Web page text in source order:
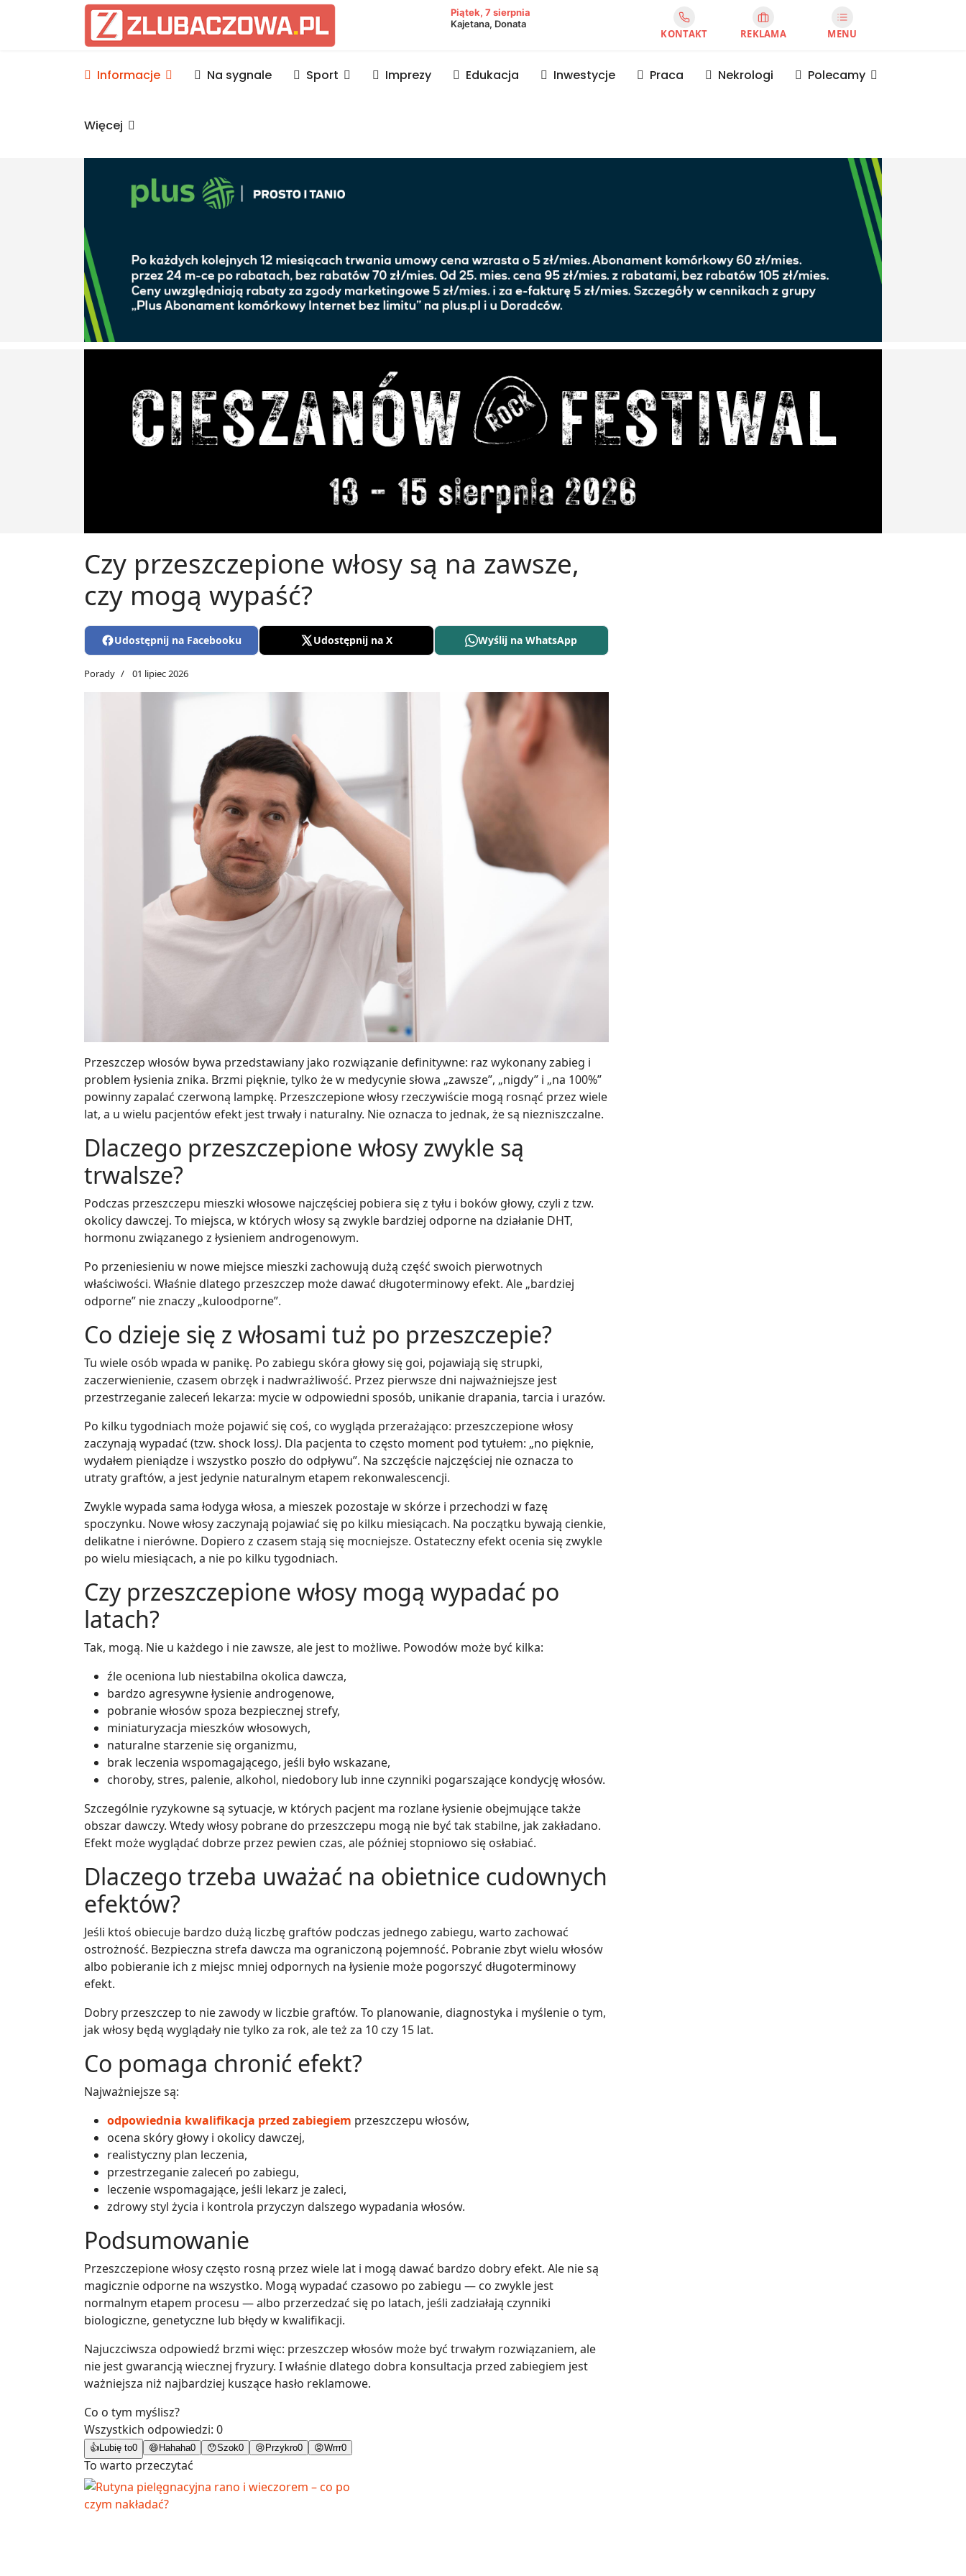
Informacje Lubaczów, powiat lubaczowski
Piątek, 7 sierpnia
Kajetana, Donata
KONTAKT REKLAMA MENU
Informacje Na sygnale Sport Imprezy Edukacja Inwestycje Praca Nekrologi Polecamy
Więcej
Czy przeszczepione włosy są na zawsze,
czy mogą wypaść?
Udostępnij na Facebooku Udostępnij na X Wyślij na WhatsApp
Porady 01 lipiec 2026
Przeszczep włosów bywa przedstawiany jako rozwiązanie definitywne: raz wykonany zabieg i
problem łysienia znika. Brzmi pięknie, tylko że w medycynie słowa „zawsze”, „nigdy” i „na 100%”
powinny zapalać czerwoną lampkę. Przeszczepione włosy rzeczywiście mogą rosnąć przez wiele
lat, a u wielu pacjentów efekt jest trwały i naturalny. Nie oznacza to jednak, że są niezniszczalne.
Dlaczego przeszczepione włosy zwykle są
trwalsze?
Podczas przeszczepu mieszki włosowe najczęściej pobiera się z tyłu i boków głowy, czyli z tzw.
okolicy dawczej. To miejsca, w których włosy są zwykle bardziej odporne na działanie DHT,
hormonu związanego z łysieniem androgenowym.
Po przeniesieniu w nowe miejsce mieszki zachowują dużą część swoich pierwotnych
właściwości. Właśnie dlatego przeszczep może dawać długoterminowy efekt. Ale „bardziej
odporne” nie znaczy „kuloodporne”.
Co dzieje się z włosami tuż po przeszczepie?
Tu wiele osób wpada w panikę. Po zabiegu skóra głowy się goi, pojawiają się strupki,
zaczerwienienie, czasem obrzęk i nadwrażliwość. Przez pierwsze dni najważniejsze jest
przestrzeganie zaleceń lekarza: mycie w odpowiedni sposób, unikanie drapania, tarcia i urazów.
Po kilku tygodniach może pojawić się coś, co wygląda przerażająco: przeszczepione włosy
zaczynają wypadać (tzw. shock loss). Dla pacjenta to często moment pod tytułem: „no pięknie,
wydałem pieniądze i wszystko poszło do odpływu”. Na szczęście najczęściej nie oznacza to
utraty graftów, a jest jedynie naturalnym etapem rekonwalescencji.
Zwykle wypada sama łodyga włosa, a mieszek pozostaje w skórze i przechodzi w fazę
spoczynku. Nowe włosy zaczynają pojawiać się po kilku miesiącach. Na początku bywają cienkie,
delikatne i nierówne. Dopiero z czasem stają się mocniejsze. Ostateczny efekt ocenia się zwykle
po wielu miesiącach, a nie po kilku tygodniach.
Czy przeszczepione włosy mogą wypadać po
latach?
Tak, mogą. Nie u każdego i nie zawsze, ale jest to możliwe. Powodów może być kilka:
źle oceniona lub niestabilna okolica dawcza,
bardzo agresywne łysienie androgenowe,
pobranie włosów spoza bezpiecznej strefy,
miniaturyzacja mieszków włosowych,
naturalne starzenie się organizmu,
brak leczenia wspomagającego, jeśli było wskazane,
choroby, stres, palenie, alkohol, niedobory lub inne czynniki pogarszające kondycję włosów.
Szczególnie ryzykowne są sytuacje, w których pacjent ma rozlane łysienie obejmujące także
obszar dawczy. Wtedy włosy pobrane do przeszczepu mogą nie być tak stabilne, jak zakładano.
Efekt może wyglądać dobrze przez pewien czas, ale później stopniowo się osłabiać.
Dlaczego trzeba uważać na obietnice cudownych
efektów?
Jeśli ktoś obiecuje bardzo dużą liczbę graftów podczas jednego zabiegu, warto zachować
ostrożność. Bezpieczna strefa dawcza ma ograniczoną pojemność. Pobranie zbyt wielu włosów
albo pobieranie ich z miejsc mniej odpornych na łysienie może pogorszyć długoterminowy
efekt.
Dobry przeszczep to nie zawody w liczbie graftów. To planowanie, diagnostyka i myślenie o tym,
jak włosy będą wyglądały nie tylko za rok, ale też za 10 czy 15 lat.
Co pomaga chronić efekt?
Najważniejsze są:
odpowiednia kwalifikacja przed zabiegiem przeszczepu włosów,
ocena skóry głowy i okolicy dawczej,
realistyczny plan leczenia,
przestrzeganie zaleceń po zabiegu,
leczenie wspomagające, jeśli lekarz je zaleci,
zdrowy styl życia i kontrola przyczyn dalszego wypadania włosów.
Podsumowanie
Przeszczepione włosy często rosną przez wiele lat i mogą dawać bardzo dobry efekt. Ale nie są
magicznie odporne na wszystko. Mogą wypadać czasowo po zabiegu — co zwykle jest
normalnym etapem procesu — albo przerzedzać się po latach, jeśli zadziałają czynniki
biologiczne, genetyczne lub błędy w kwalifikacji.
Najuczciwsza odpowiedź brzmi więc: przeszczep włosów może być trwałym rozwiązaniem, ale
nie jest gwarancją wiecznej fryzury. I właśnie dlatego dobra konsultacja przed zabiegiem jest
ważniejsza niż najbardziej kuszące hasło reklamowe.
Co o tym myślisz?
Wszystkich odpowiedzi: 0
👍Lubię to0 😄 Hahaha0 😯Szok0 😢 Przykro0 😡Wrrr0
To warto przeczytać